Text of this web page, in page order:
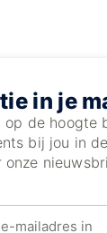
in je
de hoogte
bij jou in
onze